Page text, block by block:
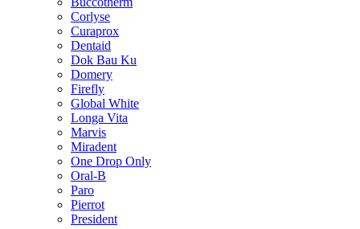
Corlyse
Curaprox
Dentaid
Dok Bau Ku
Domery
Firefly
Global White
Longa Vita
Marvis
Miradent
One Drop Only
Oral-B
Paro
Pierrot
President